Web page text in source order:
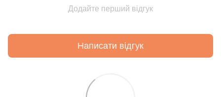
Додайте перший відгук
Написати відгук